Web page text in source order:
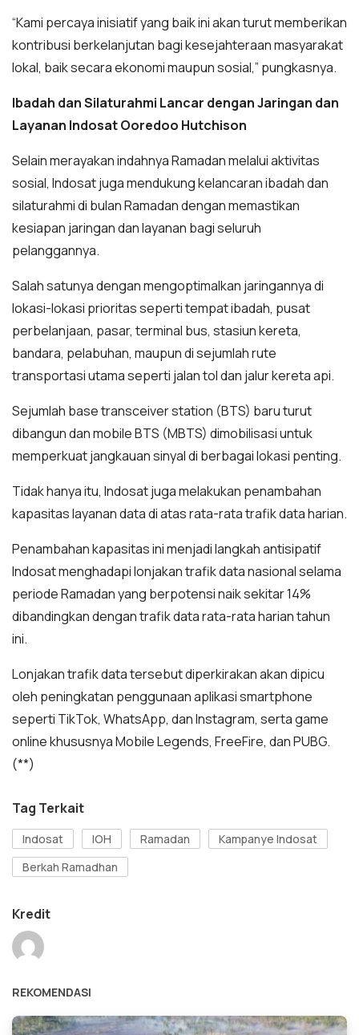
“Kami percaya inisiatif yang baik ini akan turut memberikan
kontribusi berkelanjutan bagi kesejahteraan masyarakat
lokal, baik secara ekonomi maupun sosial,” pungkasnya.
Ibadah dan Silaturahmi Lancar dengan Jaringan dan
Layanan Indosat Ooredoo Hutchison
Selain merayakan indahnya Ramadan melalui aktivitas
sosial, Indosat juga mendukung kelancaran ibadah dan
silaturahmi di bulan Ramadan dengan memastikan
kesiapan jaringan dan layanan bagi seluruh
pelanggannya.
Salah satunya dengan mengoptimalkan jaringannya di
lokasi-lokasi prioritas seperti tempat ibadah, pusat
perbelanjaan, pasar, terminal bus, stasiun kereta,
bandara, pelabuhan, maupun di sejumlah rute
transportasi utama seperti jalan tol dan jalur kereta api.
Sejumlah base transceiver station (BTS) baru turut
dibangun dan mobile BTS (MBTS) dimobilisasi untuk
memperkuat jangkauan sinyal di berbagai lokasi penting.
Tidak hanya itu, Indosat juga melakukan penambahan
kapasitas layanan data di atas rata-rata trafik data harian.
Penambahan kapasitas ini menjadi langkah antisipatif
Indosat menghadapi lonjakan trafik data nasional selama
periode Ramadan yang berpotensi naik sekitar 14%
dibandingkan dengan trafik data rata-rata harian tahun
ini.
Lonjakan trafik data tersebut diperkirakan akan dipicu
oleh peningkatan penggunaan aplikasi smartphone
seperti TikTok, WhatsApp, dan Instagram, serta game
online khususnya Mobile Legends, FreeFire, dan PUBG.
(**)
Tag Terkait
Indosat IOH Ramadan
Kampanye Indosat
Berkah Ramadhan
Kredit
REKOMENDASI